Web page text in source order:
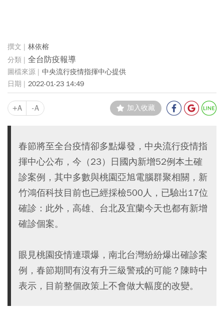
林依榕
全台防疫報導
中央流行疫情指揮中心提供
2022-01-23 14:49
+A -A 加入收藏
春節將至全台疫情卻多點爆發，中央流行疫情指
揮中心公布，今（23）日國內新增52例本土確
診案例，其中多數與桃園亞旭電腦群聚相關，新
竹鴻佰科技目前也已經採檢500人，已驗出17位
確診：此外，高雄、台北及宜蘭今天也都有新增
確診個案。
眼見桃園疫情連環爆，南北台灣紛紛爆出確診案
例，春節期間有沒有升三級警戒的可能？陳時中
表示，目前整個政策上不會做大幅度的改變。